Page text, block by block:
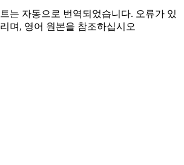
는 자동으로 번역되었습니다. 오류가 있
며, 영어 원본을 참조하십시오